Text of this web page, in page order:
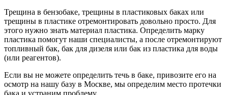
Трещина в бензобаке, трещины в пластиковых баках или
трещины в пластике отремонтировать довольно просто. Для
этого нужно знать материал пластика. Определить марку
пластика помогут наши специалисты, а после отремонтируют
топливный бак, бак для дизеля или бак из пластика для воды
(или реагентов).
Если вы не можете определить течь в баке, привозите его на
осмотр на нашу базу в Москве, мы определим место протечки